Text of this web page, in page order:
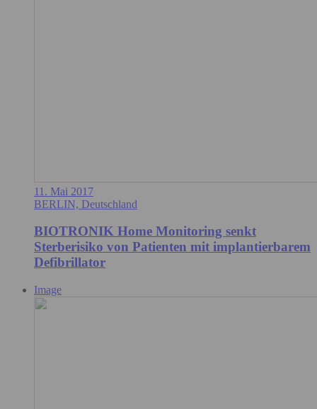
11. Mai 2017
BERLIN, Deutschland
BIOTRONIK Home Monitoring senkt
Sterberisiko von Patienten mit implantierbarem
Defibrillator
Image